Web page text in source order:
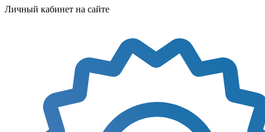
Личный кабинет на сайте